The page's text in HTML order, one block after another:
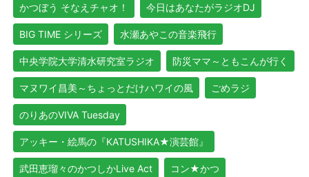
かつぼう そなえチャオ！ 今日はあなたがラジオDJ
BIG TIME シリーズ 水瀬あやこの音楽飛行
中央学院大学清水研究室ラジオ 防災ママ～ともこんが行く
マヌワイ昌美～ちょっとだけハワイの風 ごめラジ
のりあのVIVA Tuesday
アッキー・絵馬の『KATUSHIKA★演芸館』
武田恵瑠々のかつしかLive Act コン★かつ